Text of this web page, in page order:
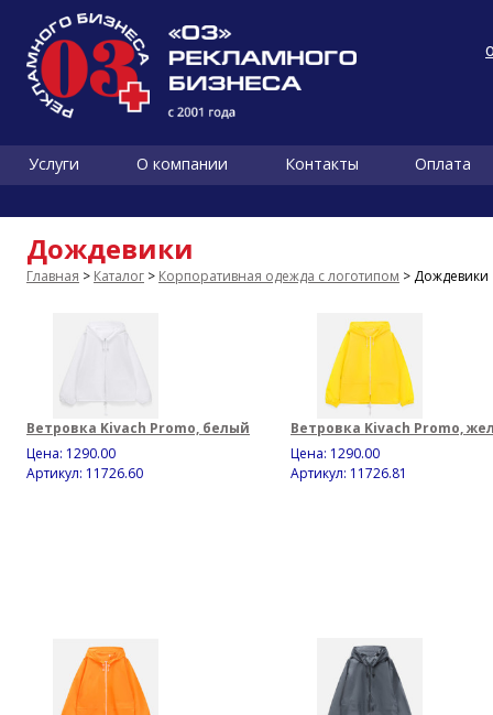
Услуги О компании Контакты Оплата
Дождевики
Главная > Каталог > Корпоративная одежда с логотипом > Дождевики
Ветровка Kivach Promo, белый
Цена: 1290.00
Артикул: 11726.60
Ветровка Kivach Promo,
Цена: 1290.00
Артикул: 11726.81